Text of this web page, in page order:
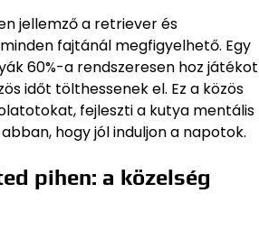
jellemző a retriever és
fajtánál megfigyelhető. Egy
60%-a rendszeresen hoz játékot
időt tölthessenek el. Ez a közös
fejleszti a kutya mentális
hogy jól induljon a napotok.
pihen: a közelség